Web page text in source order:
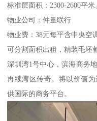
标准层面积：2300-2600平
物业公司：仲量联行
物业费：38元每平含中央空
可分割面积出租，精装毛坯
深圳湾1号中心，滨海商务
再续湾区传奇。将以价值
供国际的商务平台。